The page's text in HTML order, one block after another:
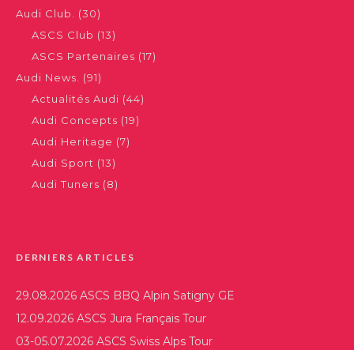
Audi Club. (30)
ASCS Club (13)
ASCS Partenaires (17)
Audi News. (91)
Actualités Audi (44)
Audi Concepts (19)
Audi Heritage (7)
Audi Sport (13)
Audi Tuners (8)
DERNIERS ARTICLES
29.08.2026 ASCS BBQ Alpin Satigny GE
12.09.2026 ASCS Jura Français Tour
03-05.07.2026 ASCS Swiss Alps Tour